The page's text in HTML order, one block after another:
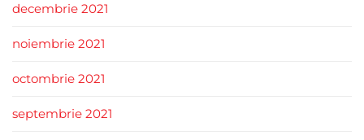
decembrie 2021
noiembrie 2021
octombrie 2021
septembrie 2021